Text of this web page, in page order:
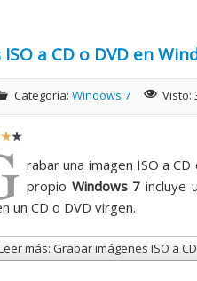
a CD o DVD en
Categoría: Windows 7 Visto:
rabar una imagen ISO a
propio Windows 7 incluye
un CD o DVD virgen.
más: Grabar imágenes ISO a